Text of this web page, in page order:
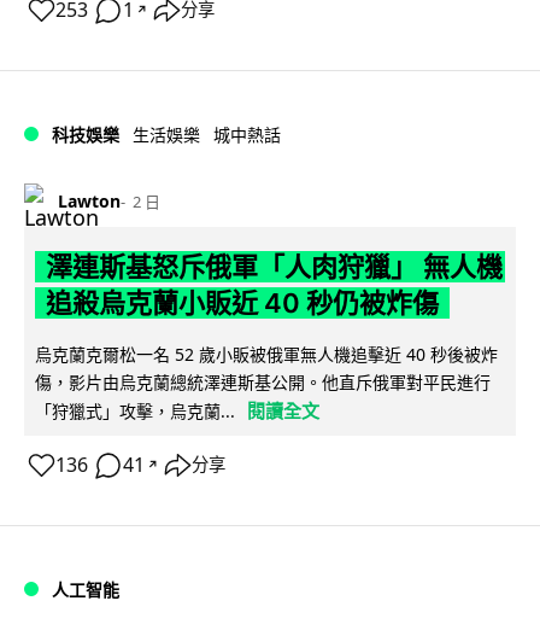
253 1 ↗ 分享
科技娛樂 生活娛樂 城中熱話
Lawton 2 日
澤連斯基怒斥俄軍「人肉狩獵」 無人機
追殺烏克蘭小販近 40 秒仍被炸傷
烏克蘭克爾松一名 52 歲小販被俄軍無人機追擊近 40 秒後被炸
傷，影片由烏克蘭總統澤連斯基公開。他直斥俄軍對平民進行
「狩獵式」攻擊，烏克蘭...
閱讀全文
136 41 ↗ 分享
人工智能